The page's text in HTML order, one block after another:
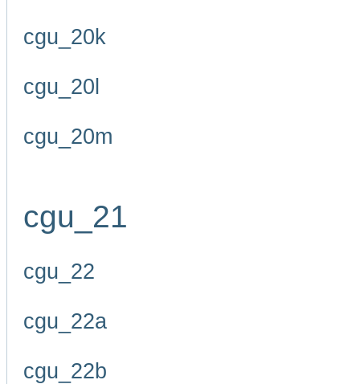
cgu_20k
cgu_20l
cgu_20m
cgu_21
cgu_22
cgu_22a
cgu_22b